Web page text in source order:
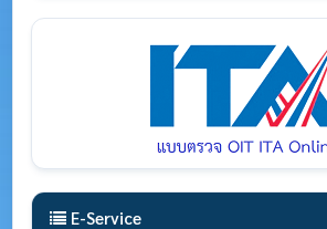
E-Service